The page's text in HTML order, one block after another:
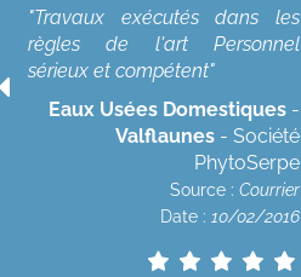
"Travaux exécutés dans les
règles de l'art Personnel
sérieux et compétent"
Eaux Usées Domestiques -
Valflaunes - Société
PhytoSerpe
Source : Courrier
Date : 10/02/2016